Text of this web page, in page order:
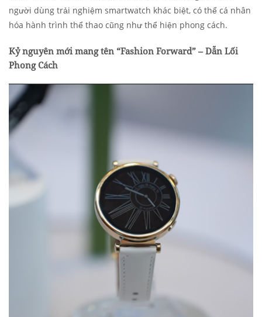
người dùng trải nghiệm smartwatch khác biệt, có thể cá nhân
hóa hành trình thể thao cũng như thể hiện phong cách.
Kỷ nguyên mới mang tên “Fashion Forward” – Dẫn Lối
Phong Cách